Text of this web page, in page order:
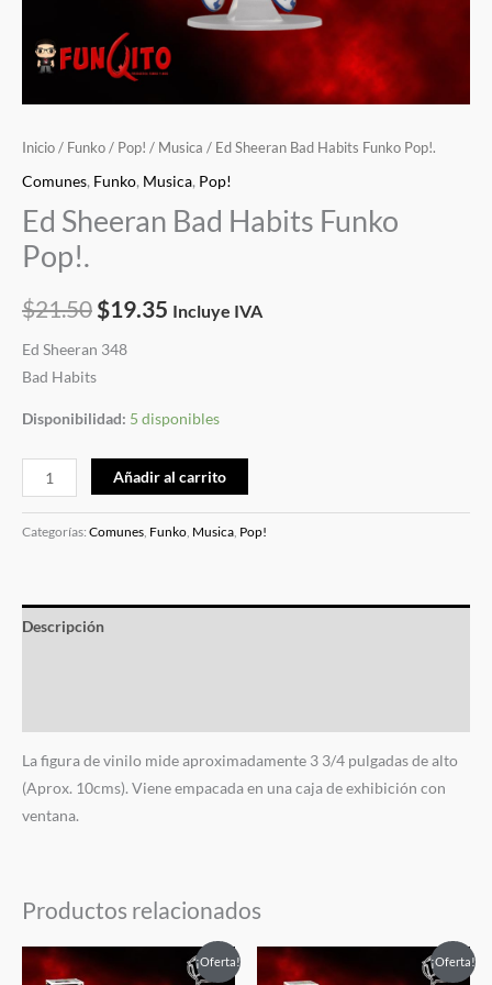
Inicio / Funko / Pop! / Musica / Ed Sheeran Bad Habits Funko Pop!.
Comunes, Funko, Musica, Pop!
Ed Sheeran Bad Habits Funko
Pop!.
$21.50 $19.35 Incluye IVA
Ed Sheeran 348
Bad Habits
Disponibilidad: 5 disponibles
Añadir al carrito
Categorías: Comunes Funko Musica Pop!
Descripción
La figura de vinilo mide aproximadamente 3 3/4 pulgadas de alto
(Aprox. 10cms). Viene empacada en una caja de exhibición con
ventana.
Productos relacionados
¡Oferta!
El
precio precio
¡Oferta!
El
precio precio